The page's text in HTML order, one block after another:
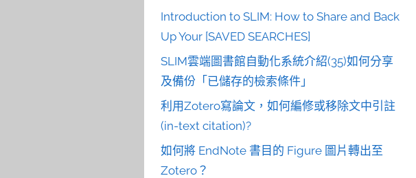
Introduction to SLIM: How to Share and Back
Up Your [SAVED SEARCHES]
SLIM雲端圖書館自動化系統介紹(35)如何分享
及備份「已儲存的檢索條件」
利用Zotero寫論文，如何編修或移除文中引註
(in-text citation)?
如何將 EndNote 書目的 Figure 圖片轉出至
Zotero？